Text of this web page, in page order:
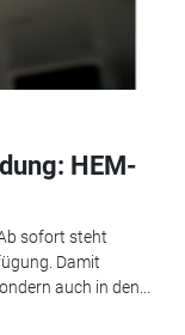
HEM-
sofort steht
Damit
auch in den...